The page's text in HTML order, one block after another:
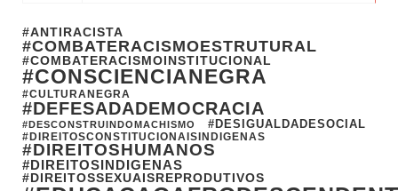
#ANTIRACISTA
#COMBATERACISMOESTRUTURAL
#COMBATERACISMOINSTITUCIONAL
#CONSCIENCIANEGRA
#CULTURANEGRA
#DEFESADADEMOCRACIA
#DESCONSTRUINDOMACHISMO #DESIGUALDADESOCIAL
#DIREITOSCONSTITUCIONAISINDIGENAS
#DIREITOSHUMANOS
#DIREITOSINDIGENAS
#DIREITOSSEXUAISREPRODUTIVOS